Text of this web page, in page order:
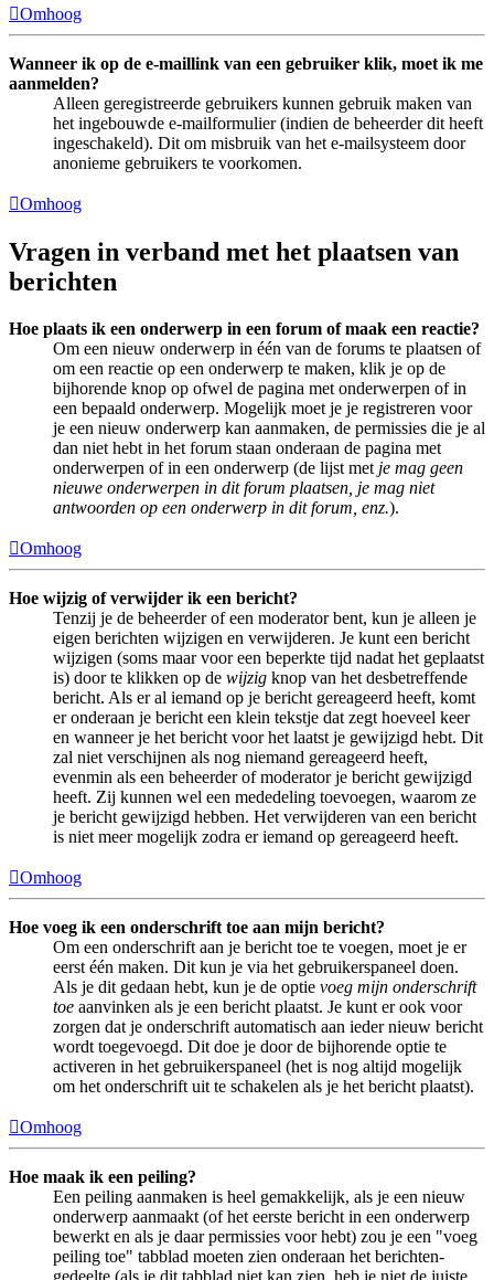
Omhoog
Wanneer ik op de e-maillink van een gebruiker klik, moet ik me
aanmelden?
Alleen geregistreerde gebruikers kunnen gebruik maken van
het ingebouwde e-mailformulier (indien de beheerder dit heeft
ingeschakeld). Dit om misbruik van het e-mailsysteem door
anonieme gebruikers te voorkomen.
Omhoog
Vragen in verband met het plaatsen van
berichten
Hoe plaats ik een onderwerp in een forum of maak een reactie?
Om een nieuw onderwerp in één van de forums te plaatsen of
om een reactie op een onderwerp te maken, klik je op de
bijhorende knop op ofwel de pagina met onderwerpen of in
een bepaald onderwerp. Mogelijk moet je je registreren voor
je een nieuw onderwerp kan aanmaken, de permissies die je al
dan niet hebt in het forum staan onderaan de pagina met
onderwerpen of in een onderwerp (de lijst met je mag geen
nieuwe onderwerpen in dit forum plaatsen, je mag niet
antwoorden op een onderwerp in dit forum, enz.).
Omhoog
Hoe wijzig of verwijder ik een bericht?
Tenzij je de beheerder of een moderator bent, kun je alleen je
eigen berichten wijzigen en verwijderen. Je kunt een bericht
wijzigen (soms maar voor een beperkte tijd nadat het geplaatst
is) door te klikken op de wijzig knop van het desbetreffende
bericht. Als er al iemand op je bericht gereageerd heeft, komt
er onderaan je bericht een klein tekstje dat zegt hoeveel keer
en wanneer je het bericht voor het laatst je gewijzigd hebt. Dit
zal niet verschijnen als nog niemand gereageerd heeft,
evenmin als een beheerder of moderator je bericht gewijzigd
heeft. Zij kunnen wel een mededeling toevoegen, waarom ze
je bericht gewijzigd hebben. Het verwijderen van een bericht
is niet meer mogelijk zodra er iemand op gereageerd heeft.
Omhoog
Hoe voeg ik een onderschrift toe aan mijn bericht?
Om een onderschrift aan je bericht toe te voegen, moet je er
eerst één maken. Dit kun je via het gebruikerspaneel doen.
Als je dit gedaan hebt, kun je de optie voeg mijn onderschrift
toe aanvinken als je een bericht plaatst. Je kunt er ook voor
zorgen dat je onderschrift automatisch aan ieder nieuw bericht
wordt toegevoegd. Dit doe je door de bijhorende optie te
activeren in het gebruikerspaneel (het is nog altijd mogelijk
om het onderschrift uit te schakelen als je het bericht plaatst).
Omhoog
Hoe maak ik een peiling?
Een peiling aanmaken is heel gemakkelijk, als je een nieuw
onderwerp aanmaakt (of het eerste bericht in een onderwerp
bewerkt en als je daar permissies voor hebt) zou je een "voeg
peiling toe" tabblad moeten zien onderaan het berichten-